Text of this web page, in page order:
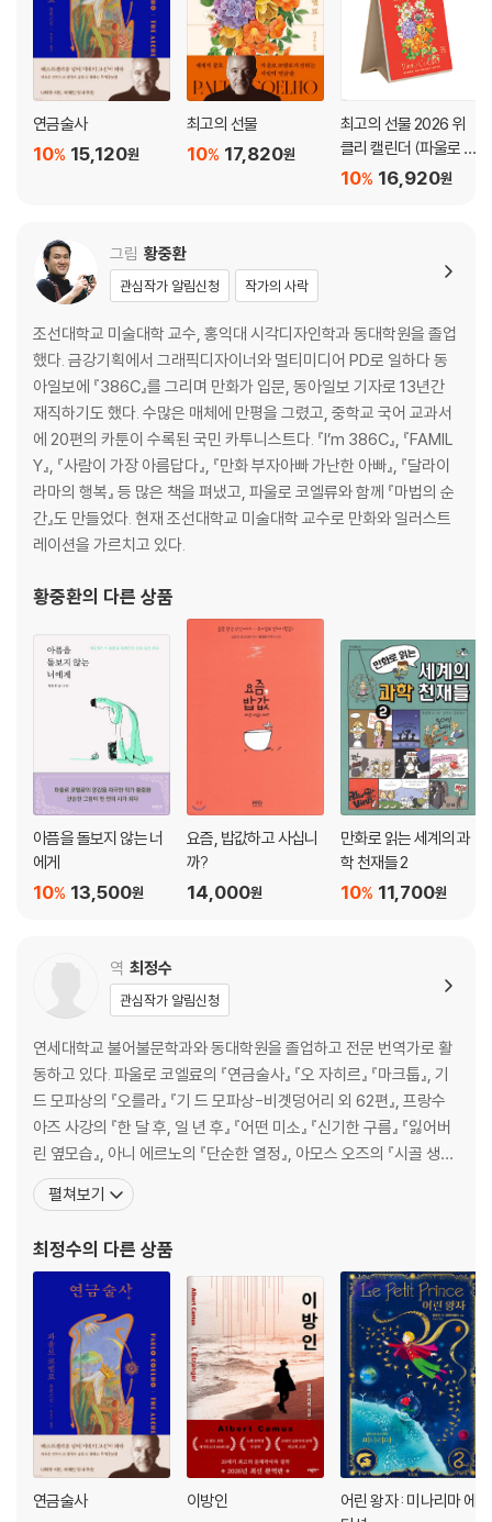
연금술사
15,120원
10%
최고의 선물
17,820원
10%
최고의 선물 2026 위
클리 캘린더 (파울로 코
엘료 에디션)
16,920원
10%
그림 황중환
관심작가 알림신청 작가의 사락
조선대학교 미술대학 교수, 홍익대 시각디자인학과 동대학원을 졸업
했다. 금강기획에서 그래픽디자이너와 멀티미디어 PD로 일하다 동
아일보에 『386C』를 그리며 만화가 입문, 동아일보 기자로 13년간
재직하기도 했다. 수많은 매체에 만평을 그렸고, 중학교 국어 교과서
에 20편의 카툰이 수록된 국민 카투니스트다. 『I’m 386C』, 『FAMIL
Y』, 『사람이 가장 아름답다』, 『만화 부자아빠 가난한 아빠』, 『달라이
라마의 행복』 등 많은 책을 펴냈고, 파울로 코엘류와 함께 『마법의 순
간』도 만들었다. 현재 조선대학교 미술대학 교수로 만화와 일러스트
레이션을 가르치고 있다.
황중환의 다른 상품
아픔을 돌보지 않는 너
에게
13,500원
10%
요즘, 밥값하고 사십니
까?
14,000원
만화로 읽는 세계의 과
학 천재들 2
11,700원
10%
역 최정수
관심작가 알림신청
연세대학교 불어불문학과와 동대학원을 졸업하고 전문 번역가로 활
동하고 있다. 파울로 코엘료의 『연금술사』 『오 자히르』 『마크툽』, 기
드 모파상의 『오를라』 『기 드 모파상-비곗덩어리 외 62편』, 프랑수
아즈 사강의 『한 달 후, 일 년 후』 『어떤 미소』 『신기한 구름』 『잃어버
린 옆모습』, 아니 에르노의 『단순한 열정』, 아모스 오즈의 『시골 생활
풍경』, 이 외에 『찰스 다윈-진화를 말하다』 『르 코르뷔지에의 동방여
행』 『우리 기억 속의 색』 『딜레마-어느 유쾌한 도덕철학 실험 보고
『노 시그널』 등
펼쳐보기
최정수의 다른 상품
연금술사 이방인
어린 왕자 : 미나리마 에